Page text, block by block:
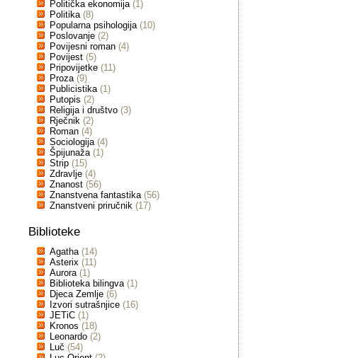
Politička ekonomija (1)
Politika (8)
Popularna psihologija (10)
Poslovanje (2)
Povijesni roman (4)
Povijest (5)
Pripovijetke (11)
Proza (9)
Publicistika (1)
Putopis (2)
Religija i društvo (3)
Rječnik (2)
Roman (4)
Sociologija (4)
Špijunaža (1)
Strip (15)
Zdravlje (4)
Znanost (56)
Znanstvena fantastika (56)
Znanstveni priručnik (17)
Biblioteke
Agatha (14)
Asterix (11)
Aurora (1)
Biblioteka bilingva (1)
Djeca Zemlje (6)
Izvori sutrašnjice (16)
JETiC (1)
Kronos (18)
Leonardo (2)
Luč (54)